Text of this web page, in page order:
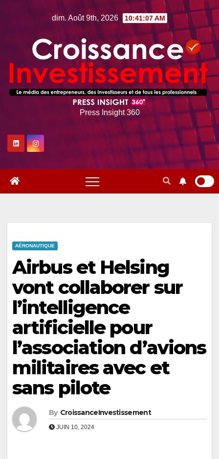
dim. Août 9th, 2026 10:41:07 AM
Press Insight 360
AÉRONAUTIQUE
Airbus et Helsing
vont collaborer sur
l’intelligence
artificielle pour
l’association d’avions
militaires avec et
sans pilote
By CroissanceInvestissement
JUIN 10, 2024